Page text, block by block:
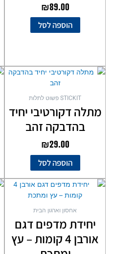
₪89.00
הוספה לסל
STICKIT פשוט לתלות
מתלה דקורטיבי יחיד
בהדבקה זהב
₪29.00
הוספה לסל
אחסון וארגון הבית
יחידת מדפים דגם
אורבן 4 קומות – עץ